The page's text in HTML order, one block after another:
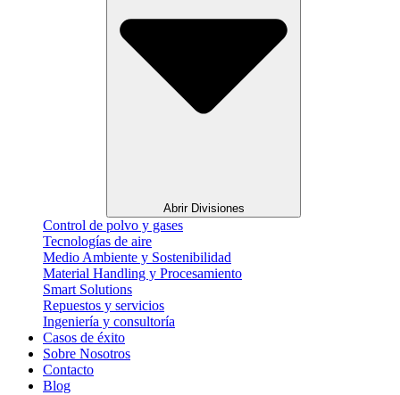
Abrir Divisiones
Control de polvo y gases
Tecnologías de aire
Medio Ambiente y Sostenibilidad
Material Handling y Procesamiento
Smart Solutions
Repuestos y servicios
Ingeniería y consultoría
Casos de éxito
Sobre Nosotros
Contacto
Blog